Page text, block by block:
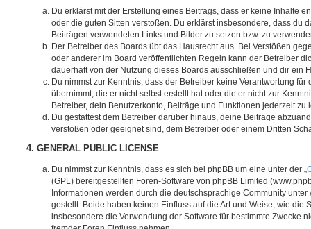
Du erklärst mit der Erstellung eines Beitrags, dass er keine Inhalte
oder die guten Sitten verstoßen. Du erklärst insbesondere, dass du
Beiträgen verwendeten Links und Bilder zu setzen bzw. zu
Der Betreiber des Boards übt das Hausrecht aus. Bei Verstößen
oder anderer im Board veröffentlichten Regeln kann der Betreiber
dauerhaft von der Nutzung dieses Boards ausschließen und dir ein
Du nimmst zur Kenntnis, dass der Betreiber keine Verantwortung für
übernimmt, die er nicht selbst erstellt hat oder die er nicht zur
Betreiber, dein Benutzerkonto, Beiträge und Funktionen jederzeit zu
Du gestattest dem Betreiber darüber hinaus, deine Beiträge
verstoßen oder geeignet sind, dem Betreiber oder einem Dritten
4. GENERAL PUBLIC LICENSE
Du nimmst zur Kenntnis, dass es sich bei phpBB um eine unter der „
(GPL) bereitgestellten Foren-Software von phpBB Limited
Informationen werden durch die deutschsprachige Community unter
gestellt. Beide haben keinen Einfluss auf die Art und Weise, wie die
insbesondere die Verwendung der Software für bestimmte Zwecke